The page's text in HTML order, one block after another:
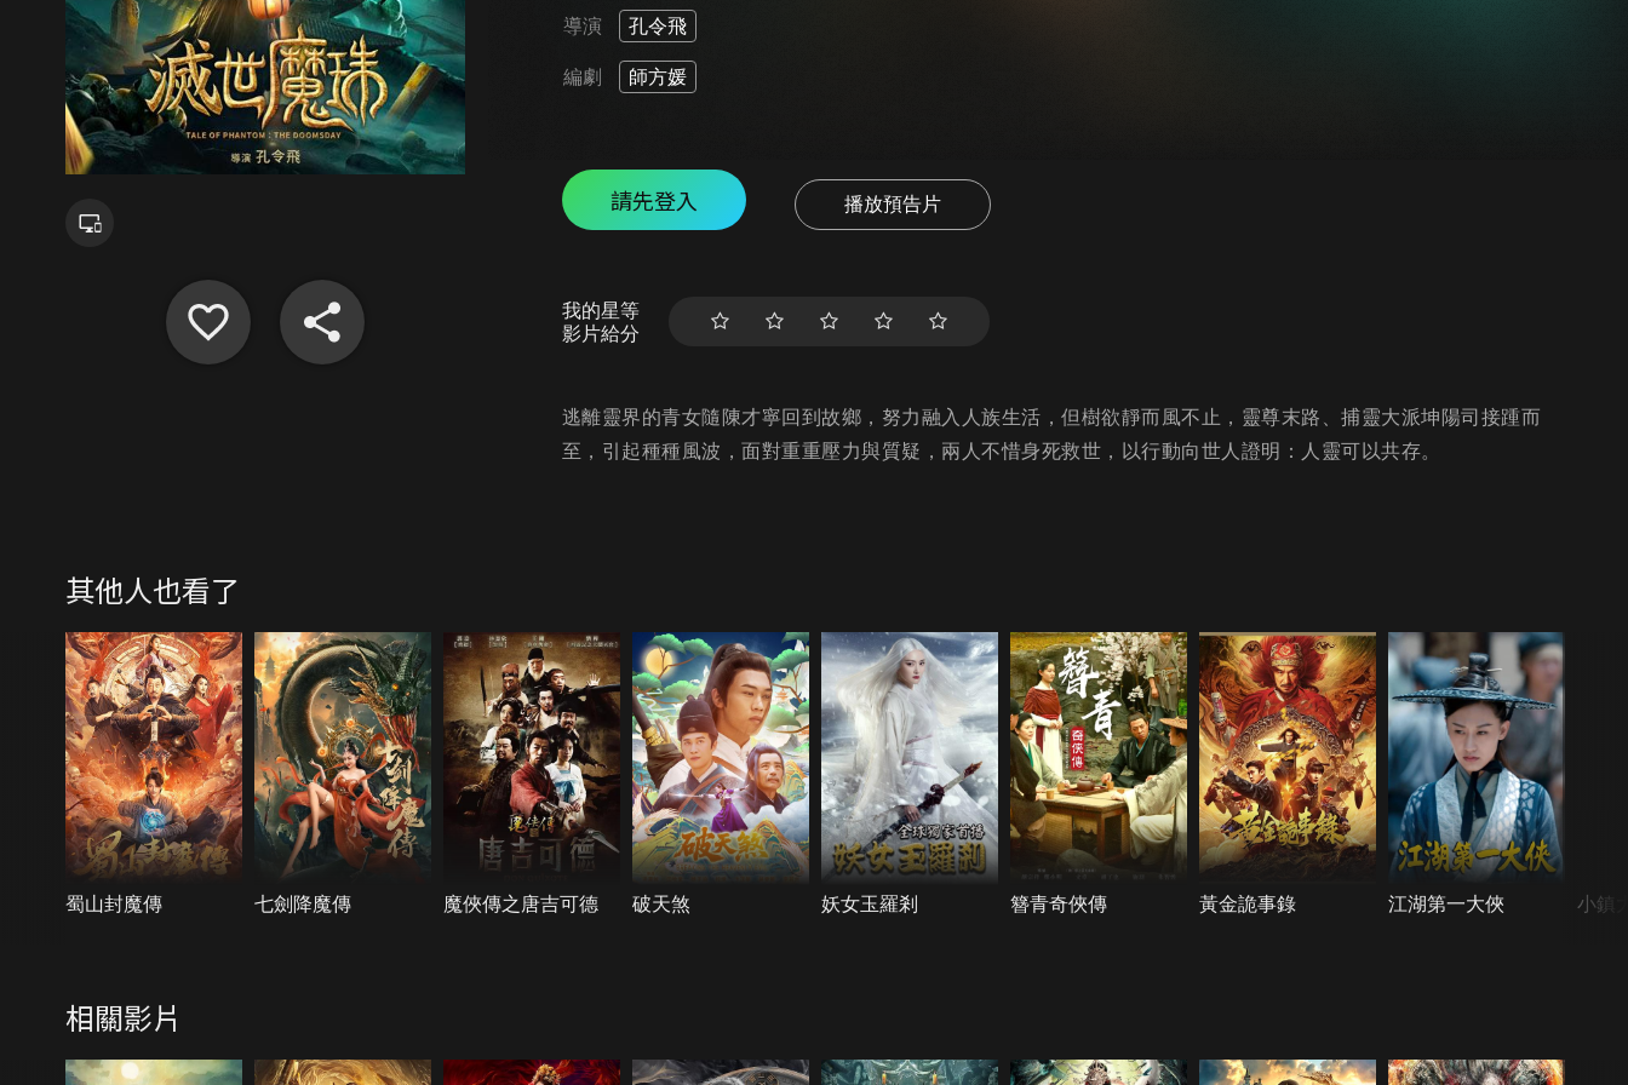
導演 孔令飛
編劇 師方媛
請先登入 播放預告片
我的星等
影片給分
逃離靈界的青女隨陳才寧回到故鄉，努力融入人族生活，但樹欲靜而風不止，靈尊末路、捕靈大派坤陽司接踵而
至，引起種種風波，面對重重壓力與質疑，兩人不惜身死救世，以行動向世人證明：人靈可以共存。
其他人也看了
蜀山封魔傳 七劍降魔傳 魔俠傳之唐吉可德 破天煞 妖女玉羅剎 簪青奇俠傳 黃金詭事錄 江湖第一大俠 小鎮
相關影片